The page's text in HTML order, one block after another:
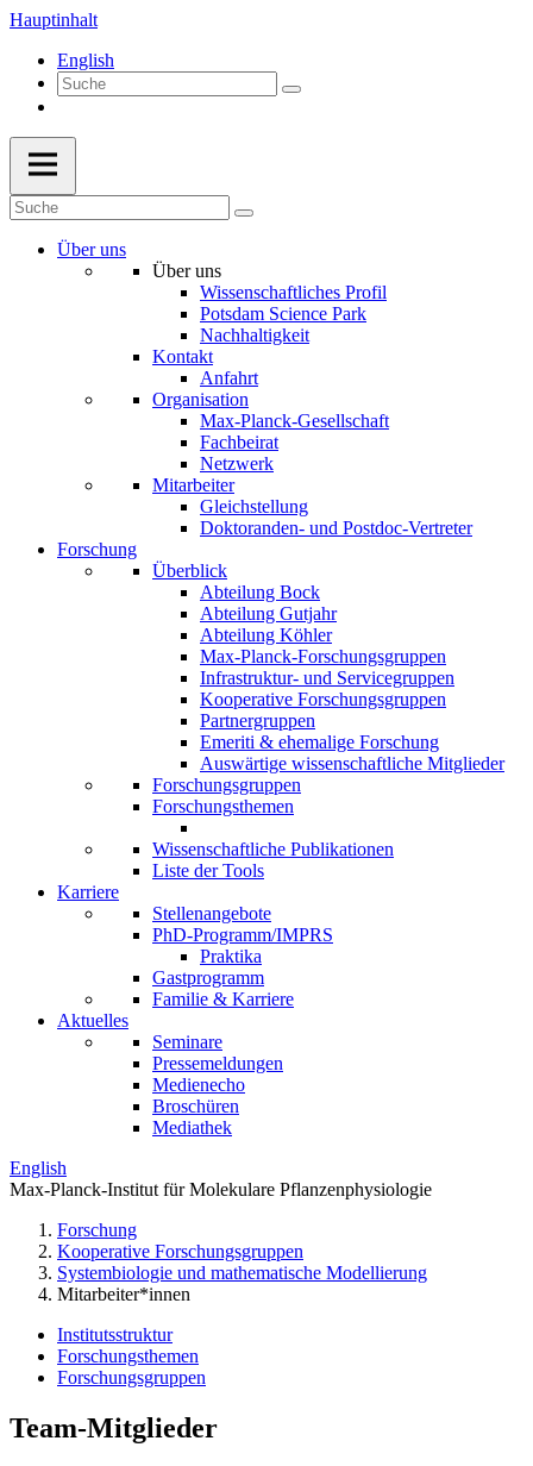
Hauptinhalt
English
Über uns
Über uns
Wissenschaftliches Profil
Potsdam Science Park
Nachhaltigkeit
Kontakt
Anfahrt
Organisation
Max-Planck-Gesellschaft
Fachbeirat
Netzwerk
Mitarbeiter
Gleichstellung
Doktoranden- und Postdoc-Vertreter
Forschung
Überblick
Abteilung Bock
Abteilung Gutjahr
Abteilung Köhler
Max-Planck-Forschungsgruppen
Infrastruktur- und Servicegruppen
Kooperative Forschungsgruppen
Partnergruppen
Emeriti & ehemalige Forschung
Auswärtige wissenschaftliche Mitglieder
Forschungsgruppen
Forschungsthemen
Wissenschaftliche Publikationen
Liste der Tools
Karriere
Stellenangebote
PhD-Programm/IMPRS
Praktika
Gastprogramm
Familie & Karriere
Aktuelles
Seminare
Pressemeldungen
Medienecho
Broschüren
Mediathek
English
Max-Planck-Institut für Molekulare Pflanzenphysiologie
Forschung
Kooperative Forschungsgruppen
Systembiologie und mathematische Modellierung
Mitarbeiter*innen
Institutsstruktur
Forschungsthemen
Forschungsgruppen
Team-Mitglieder